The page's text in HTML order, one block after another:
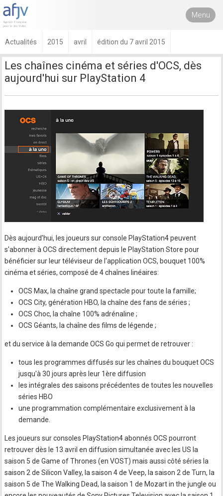
Menu
Actualités 2015 avril édition du 7 avril 2015
Les chaînes cinéma et séries d'OCS, dès
aujourd'hui sur PlayStation 4
Dès aujourd'hui, les joueurs sur console PlayStation4 peuvent
s'abonner à OCS directement depuis le PlayStation Store pour
bénéficier sur leur téléviseur de l'application OCS, bouquet 100%
cinéma et séries, composé de 4 chaînes linéaires:
OCS Max, la chaîne grand spectacle pour toute la famille;
OCS City, génération HBO, la chaîne des fans de séries ;
OCS Choc, la chaîne 100% adrénaline ;
OCS Géants, la chaîne des films de légende ;
et du service à la demande OCS Go qui permet de retrouver :
tous les programmes diffusés sur les chaînes du bouquet OCS
jusqu'à 30 jours après leur 1ère diffusion
les intégrales des saisons précédentes de toutes les nouvelles
séries HBO
une programmation complémentaire exclusivement à la
demande.
Les joueurs sur consoles PlayStation4 abonnés OCS pourront
retrouver dès le 13 avril en diffusion simultanée avec les US la
saison 5 de Game of Thrones (en VOST) mais aussi côté séries la
saison 2 de Silicon Valley, la saison 4 de Veep, la saison 2 de Turn, la
saison 5 de The Walking Dead, la saison 1 de Mozart in the jungle ou